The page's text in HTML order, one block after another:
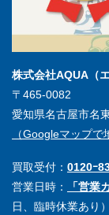
株式会社AQUA（
〒465-0082
愛知県名古屋市名
（Googleマップで
買取受付： 0120ｰ
営業日時：
「営業
日、臨時休業あり）